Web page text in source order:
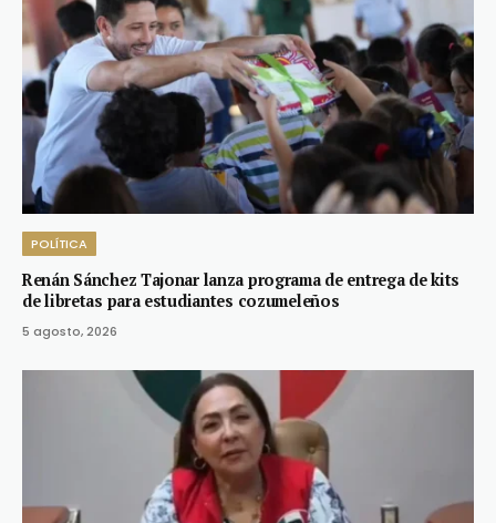
POLÍTICA
Renán Sánchez Tajonar lanza programa de entrega de kits
de libretas para estudiantes cozumeleños
5 agosto, 2026